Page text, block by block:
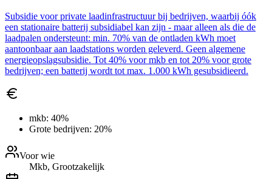
Subsidie voor private laadinfrastructuur bij bedrijven, waarbij óók
een stationaire batterij subsidiabel kan zijn - maar alleen als die de
laadpalen ondersteunt: min. 70% van de ontladen kWh moet
aantoonbaar aan laadstations worden geleverd. Geen algemene
energieopslagsubsidie. Tot 40% voor mkb en tot 20% voor grote
bedrijven; een batterij wordt tot max. 1.000 kWh gesubsidieerd.
mkb: 40%
Grote bedrijven: 20%
Voor wie
Mkb, Grootzakelijk